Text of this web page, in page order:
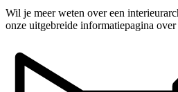
Wil je meer weten over een
onze uitgebreide informatiepagina over